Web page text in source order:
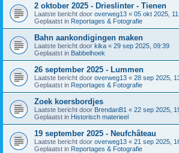
2 oktober 2025 - Drieslinter - Tienen
Laatste bericht door overweg13 « 05 okt 2025,
Geplaatst in Reportages & Fotografie
Bahn aankondigingen maken
Laatste bericht door kika « 29 sep 2025, 09:39
Geplaatst in Babbelhoek
26 september 2025 - Lummen
Laatste bericht door overweg13 « 28 sep 2025,
Geplaatst in Reportages & Fotografie
Zoek koersbordjes
Laatste bericht door BrendanB1 « 22 sep 2025,
Geplaatst in Historisch materieel
19 september 2025 - Neufchâteau
Laatste bericht door overweg13 « 21 sep 2025,
Geplaatst in Reportages & Fotografie